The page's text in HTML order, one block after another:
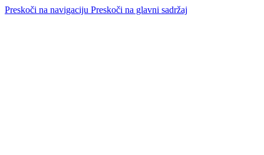
Preskoči na navigaciju Preskoči na glavni sadržaj